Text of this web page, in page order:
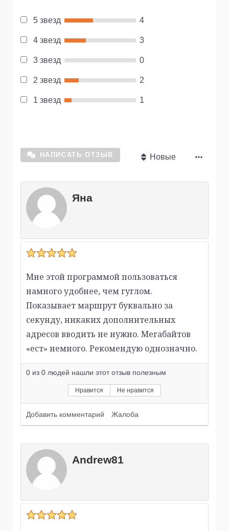
5 звезд 4
4 звезд 3
3 звезд 0
2 звезд 2
1 звезд 1
НАПИСАТЬ ОТЗЫВ Новые
Яна
Мне этой программой пользоваться
намного удобнее, чем гуглом.
Показывает маршрут буквально за
секунду, никаких дополнительных
адресов вводить не нужно. Мегабайтов
«ест» немного. Рекомендую однозначно.
0 из 0 людей нашли этот отзыв полезным
Нравится Не нравится
Добавить комментарий Жалоба
Andrew81